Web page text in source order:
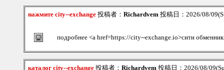
нажмите city--exchange 投稿者： Richardvem 投稿日：2026/08/
подробнее <a href=https://city--exchange.io>сити
каталог city--exchange 投稿者： Richardvem 投稿日：2026/08/